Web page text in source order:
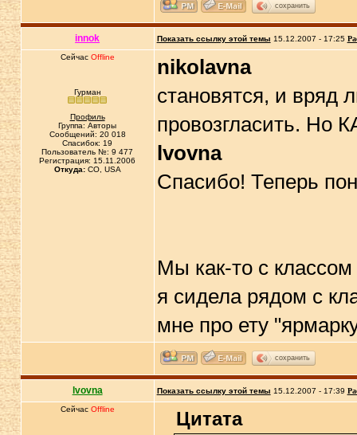
сохранить
innok Показать ссылку этой темы 15.12.2007 - 17:25
Сейчас Offline
Гурман
Профиль
Группа: Авторы
Сообщений: 20 018
Спасибок: 19
Пользователь №: 9 477
Регистрация: 15.11.2006
Откуда:CO, USA
nikolavna
становятся, и вряд
провозгласить. Но
lvovna
Спасибо! Теперь
Мы как-то с классом
я сидела рядом с
мне про ету
сохранить
lvovna Показать ссылку этой темы 15.12.2007 - 17:39
Сейчас Offline
Цитата